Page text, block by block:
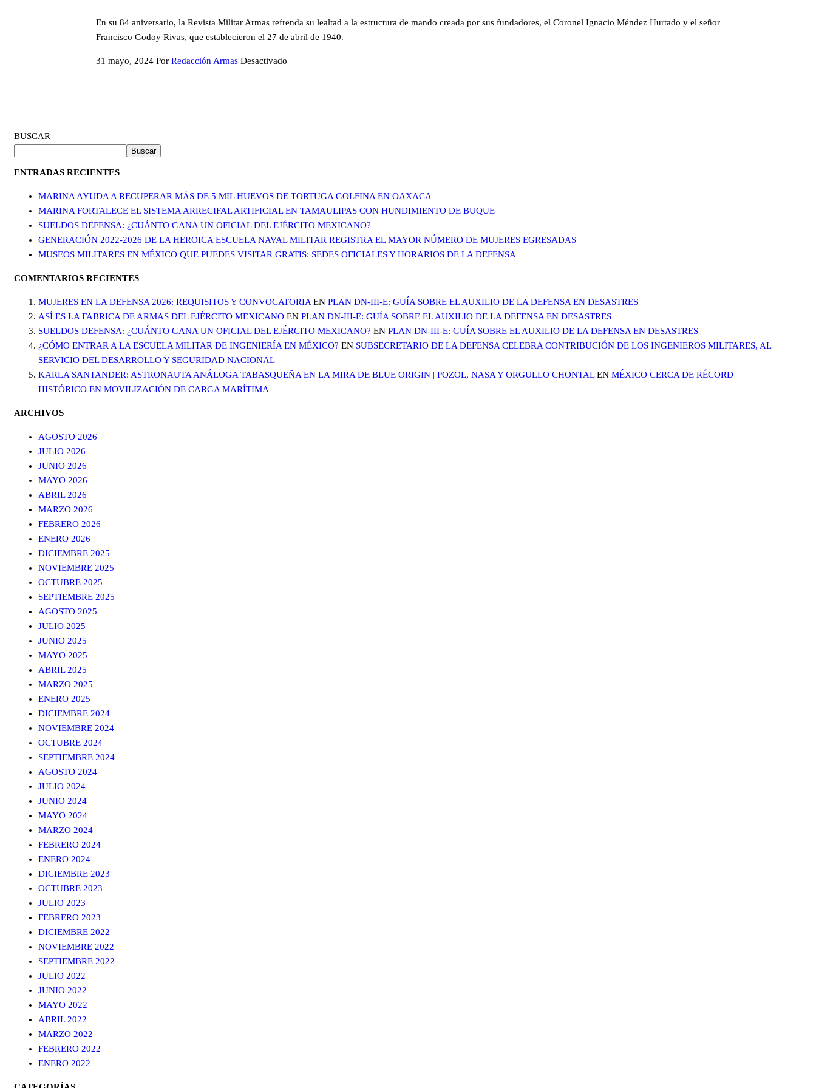
En su 84 aniversario, la Revista Militar Armas refrenda su lealtad a la estructura de mando creada por sus fundadores, el Coronel Ignacio Méndez Hurtado y el señor
Francisco Godoy Rivas, que establecieron el 27 de abril de 1940.
31 mayo, 2024 Por Redacción Armas Desactivado
BUSCAR
Buscar
ENTRADAS RECIENTES
MARINA AYUDA A RECUPERAR MÁS DE 5 MIL HUEVOS DE TORTUGA GOLFINA EN OAXACA
MARINA FORTALECE EL SISTEMA ARRECIFAL ARTIFICIAL EN TAMAULIPAS CON HUNDIMIENTO DE BUQUE
SUELDOS DEFENSA: ¿CUÁNTO GANA UN OFICIAL DEL EJÉRCITO MEXICANO?
GENERACIÓN 2022-2026 DE LA HEROICA ESCUELA NAVAL MILITAR REGISTRA EL MAYOR NÚMERO DE MUJERES EGRESADAS
MUSEOS MILITARES EN MÉXICO QUE PUEDES VISITAR GRATIS: SEDES OFICIALES Y HORARIOS DE LA DEFENSA
COMENTARIOS RECIENTES
MUJERES EN LA DEFENSA 2026: REQUISITOS Y CONVOCATORIA EN PLAN DN-III-E: GUÍA SOBRE EL AUXILIO DE LA DEFENSA EN DESASTRES
ASÍ ES LA FABRICA DE ARMAS DEL EJÉRCITO MEXICANO EN PLAN DN-III-E: GUÍA SOBRE EL AUXILIO DE LA DEFENSA EN DESASTRES
SUELDOS DEFENSA: ¿CUÁNTO GANA UN OFICIAL DEL EJÉRCITO MEXICANO? EN PLAN DN-III-E: GUÍA SOBRE EL AUXILIO DE LA DEFENSA EN DESASTRES
¿CÓMO ENTRAR A LA ESCUELA MILITAR DE INGENIERÍA EN MÉXICO? EN SUBSECRETARIO DE LA DEFENSA CELEBRA CONTRIBUCIÓN DE LOS INGENIEROS MILITARES, AL
SERVICIO DEL DESARROLLO Y SEGURIDAD NACIONAL
KARLA SANTANDER: ASTRONAUTA ANÁLOGA TABASQUEÑA EN LA MIRA DE BLUE ORIGIN | POZOL, NASA Y ORGULLO CHONTALEN MÉXICO CERCA DE RÉCORD
HISTÓRICO EN MOVILIZACIÓN DE CARGA MARÍTIMA
ARCHIVOS
AGOSTO 2026
JULIO 2026
JUNIO 2026
MAYO 2026
ABRIL 2026
MARZO 2026
FEBRERO 2026
ENERO 2026
DICIEMBRE 2025
NOVIEMBRE 2025
OCTUBRE 2025
SEPTIEMBRE 2025
AGOSTO 2025
JULIO 2025
JUNIO 2025
MAYO 2025
ABRIL 2025
MARZO 2025
ENERO 2025
DICIEMBRE 2024
NOVIEMBRE 2024
OCTUBRE 2024
SEPTIEMBRE 2024
AGOSTO 2024
JULIO 2024
JUNIO 2024
MAYO 2024
MARZO 2024
FEBRERO 2024
ENERO 2024
DICIEMBRE 2023
OCTUBRE 2023
JULIO 2023
FEBRERO 2023
DICIEMBRE 2022
NOVIEMBRE 2022
SEPTIEMBRE 2022
JULIO 2022
JUNIO 2022
MAYO 2022
ABRIL 2022
MARZO 2022
FEBRERO 2022
ENERO 2022